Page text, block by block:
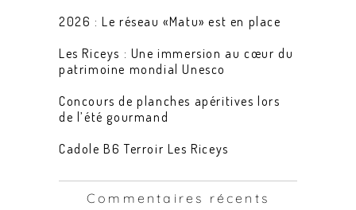
2026 : Le réseau «Matu» est en place
Les Riceys : Une immersion au cœur du
patrimoine mondial Unesco
Concours de planches apéritives lors
de l’été gourmand
Cadole B6 Terroir Les Riceys
Commentaires récents